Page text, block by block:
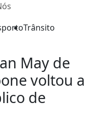
Trânsito
May de
voltou a
de